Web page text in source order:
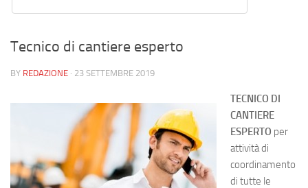
Tecnico di cantiere esperto
BY REDAZIONE · 23 SETTEMBRE 2019
TECNICO DI
CANTIERE
ESPERTO per
attività di
coordinamento
di tutte le